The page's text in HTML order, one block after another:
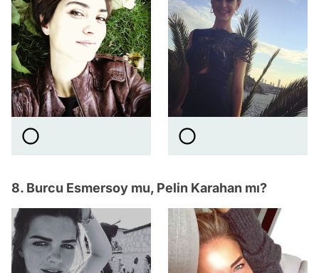
8. Burcu Esmersoy mu, Pelin Karahan mı?